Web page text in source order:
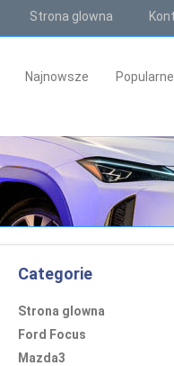
Strona glowna
Najnowsze Popularne
Categorie
Strona glowna
Ford Focus
Mazda3